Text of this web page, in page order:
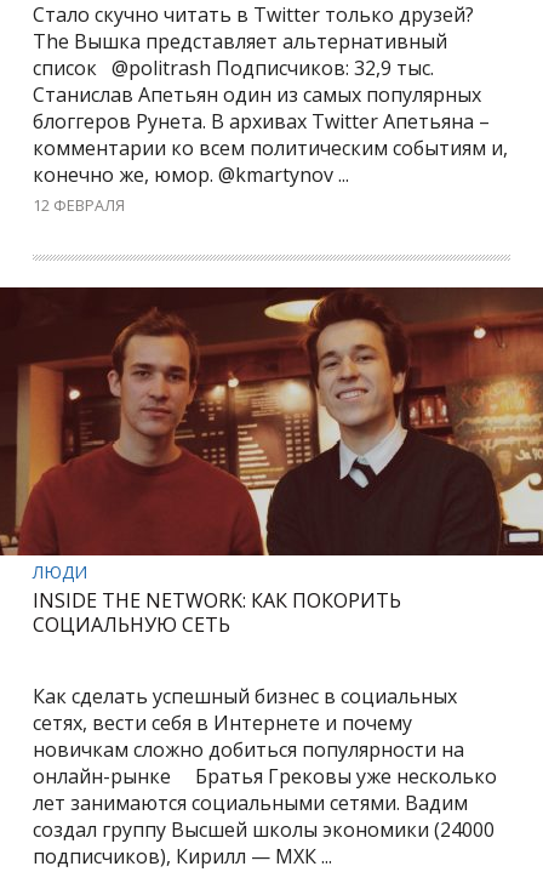
Стало скучно читать в Twitter только друзей?
The Вышка представляет альтернативный
список @politrash Подписчиков: 32,9 тыс.
Станислав Апетьян один из самых популярных
блоггеров Рунета. В архивах Twitter Апетьяна –
комментарии ко всем политическим событиям и,
конечно же, юмор. @kmartynov ...
12 ФЕВРАЛЯ
ЛЮДИ
INSIDE THE NETWORK: КАК ПОКОРИТЬ
СОЦИАЛЬНУЮ СЕТЬ
Как сделать успешный бизнес в социальных
сетях, вести себя в Интернете и почему
новичкам сложно добиться популярности на
онлайн-рынке Братья Грековы уже несколько
лет занимаются социальными сетями. Вадим
создал группу Высшей школы экономики (24000
подписчиков), Кирилл — МХК ...